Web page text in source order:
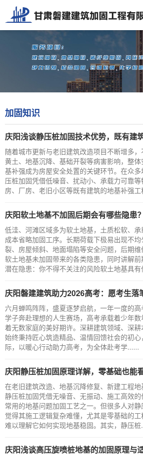
加固知识
庆阳浅谈静压桩加固技术优势，既有建筑地基补强施工要点
随着城市更新与老旧建筑改造项目不断增多
黄土、地基沉降、基础开裂等病害影响，整
基补强成为房屋安全处置的关键环节。在众
压桩加固凭借低噪音、扰动小、承载力可靠
房、厂房、老旧小区等既有建筑的地基补强工
庆阳软土地基不加固后期会有哪些隐患？如何提前预防！
低洼、河滩区域多为软土地基，土质松软、
成本省略加固工序。长期荷载下极易出现不
裂、房屋倾斜、地面塌陷等安全问题，后期
软土地基未加固带来的各类隐患，同时讲解前
潜在隐患：你不得不关注的风险软土地基具有
庆阳磐建建筑助力2026高考：愿考生落笔生花、旗开得胜圆梦今
六月蝉鸣阵阵，盛夏逐梦启航，一年一度的
学子奔赴理想的人生赛场，高考承载着少年
着无数家庭的美好期许。深耕建筑领域、深耕
始终秉持匠心筑造精品、温情回馈社会的初
际，以暖心行动助力高考，为全体赴考学......
庆阳静压桩加固原理详解，零基础也能看懂施工逻辑
在老旧建筑改造、地基沉降修复、新建工程地
静压桩加固凭借无噪音、无振动、施工高效
常用的地基问题加固工艺之一。但很多人对静
觉得其施工逻辑复杂难懂，尤其是零基础的
难以理解它如何实现地基稳固。其实，静压桩
庆阳浅谈高压旋喷桩地基的加固原理与适用场景